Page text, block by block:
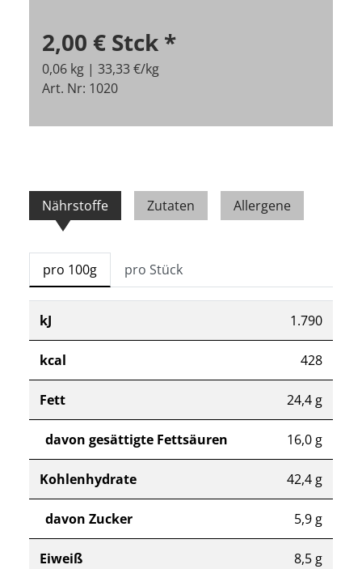
2,00 € Stck *
0,06 kg | 33,33 €/kg
Art. Nr: 1020
Nährstoffe Zutaten Allergene
pro 100g pro Stück
kJ 1.790
kcal 428
Fett 24,4 g
davon gesättigte Fettsäuren 16,0 g
Kohlenhydrate 42,4 g
davon Zucker 5,9 g
Eiweiß 8,5 g